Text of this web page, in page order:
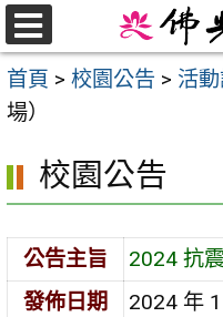
跳
至
主
要
首頁 > 校園公告 > 活
場）
校園公告
公告主旨
2024 抗
發佈日期
2024 年
選
單